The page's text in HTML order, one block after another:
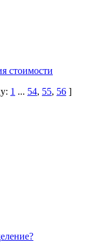
стоимости
1 ... 54, 55, 56 ]